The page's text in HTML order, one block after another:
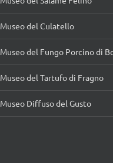
Museo del Culatello
Museo del Fungo Porcino di
Museo del Tartufo di Fragno
Museo Diffuso del Gusto